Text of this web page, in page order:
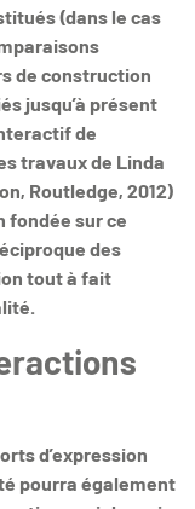
(dans le cas
de construction
jusqu’à présent
de
travaux de Linda
Routledge, 2012)
fondée sur ce
des
tout à fait
d’expression
pourra également